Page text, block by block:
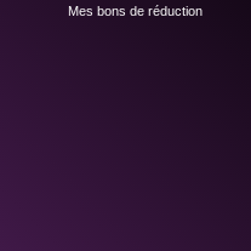
Mes bons de réduction